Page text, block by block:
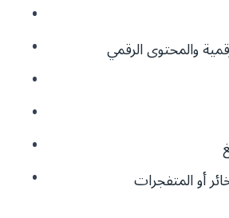
والمحتوى الرقمي
أو المتفجرات